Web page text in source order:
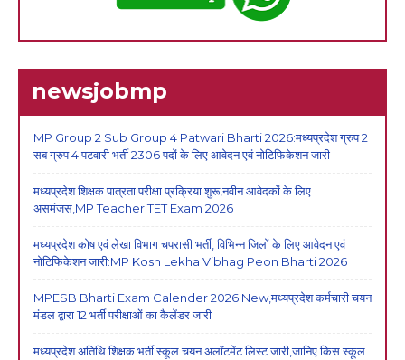
newsjobmp
MP Group 2 Sub Group 4 Patwari Bharti 2026:मध्यप्रदेश ग्रुप 2
सब ग्रुप 4 पटवारी भर्ती 2306 पदों के लिए आवेदन एवं नोटिफिकेशन जारी
मध्यप्रदेश शिक्षक पात्रता परीक्षा प्रक्रिया शुरू,नवीन आवेदकों के लिए
असमंजस,MP Teacher TET Exam 2026
मध्यप्रदेश कोष एवं लेखा विभाग चपरासी भर्ती, विभिन्न जिलों के लिए आवेदन एवं
नोटिफिकेशन जारी:MP Kosh Lekha Vibhag Peon Bharti 2026
MPESB Bharti Exam Calender 2026 New,मध्यप्रदेश कर्मचारी चयन
मंडल द्वारा 12 भर्ती परीक्षाओं का कैलेंडर जारी
मध्यप्रदेश अतिथि शिक्षक भर्ती स्कूल चयन अलॉटमेंट लिस्ट जारी,जानिए किस स्कूल